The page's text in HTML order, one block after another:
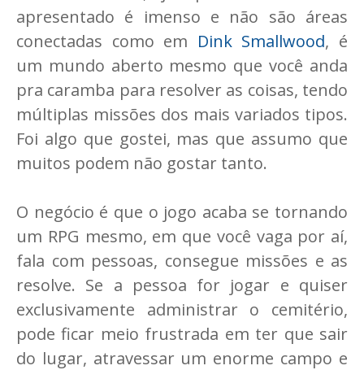
apresentado é imenso e não são áreas
conectadas como em Dink Smallwood, é
um mundo aberto mesmo que você anda
pra caramba para resolver as coisas, tendo
múltiplas missões dos mais variados tipos.
Foi algo que gostei, mas que assumo que
muitos podem não gostar tanto.
O negócio é que o jogo acaba se tornando
um RPG mesmo, em que você vaga por aí,
fala com pessoas, consegue missões e as
resolve. Se a pessoa for jogar e quiser
exclusivamente administrar o cemitério,
pode ficar meio frustrada em ter que sair
do lugar, atravessar um enorme campo e